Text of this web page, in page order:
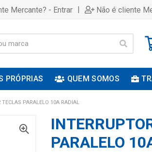
Mercante? - Entrar | Não é cliente
PRÓPRIAS QUEM SOMOS
PARALELO 10A RADIAL
PARALELO